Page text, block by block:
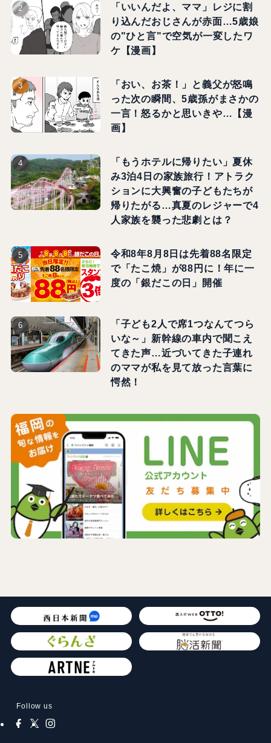
「いいんだよ、ママ」レジに割
り込んだおじさんが赤面…5歳娘
の"ひと言"で空気が一変したワ
ケ【漫画】
「おい、お茶！」と義父が怒鳴
った次の瞬間、5歳孫がまさかの
一言！怒るかと思いきや…【漫
画】
「もうホテルに帰りたい」夏休
み3泊4日の家族旅行！アトラク
ションに大興奮の子どもたちが
帰りたがる…真夏のレジャーで4
人家族を襲った悲劇とは？
令和8年8月8日は先着88名限定
で「たこ焼」が88円に！年に一
度の「銀だこの日」開催
「子ども2人で席1つなんてつら
いな～」新幹線の車内で聞こえ
てきた声…近づいてきた子連れ
のママが私を見て放った言葉に
愕然！
Follow us